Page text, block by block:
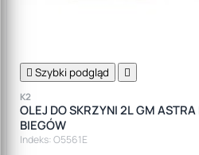
 Szybki podgląd 
K2
OLEJ DO SKRZYNI 2L GM ASTRA
BIEGÓW
Indeks: O5561E